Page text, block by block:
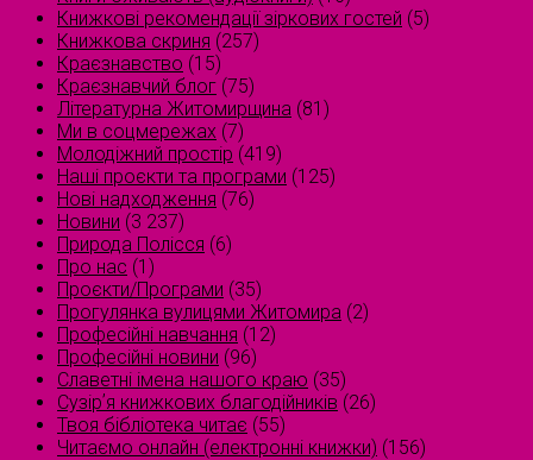
Книжкові рекомендації зіркових гостей (5)
Книжкова скриня (257)
Краєзнавство (15)
Краєзнавчий блог (75)
Літературна Житомирщина (81)
Ми в соцмережах (7)
Молодіжний простір (419)
Наші проєкти та програми (125)
Нові надходження (76)
Новини (3 237)
Природа Полісся (6)
Про нас (1)
Проєкти/Програми (35)
Прогулянка вулицями Житомира (2)
Професійні навчання (12)
Професійні новини (96)
Славетні імена нашого краю (35)
Сузірʼя книжкових благодійників (26)
Твоя бібліотека читає (55)
Читаємо онлайн (електронні книжки) (156)